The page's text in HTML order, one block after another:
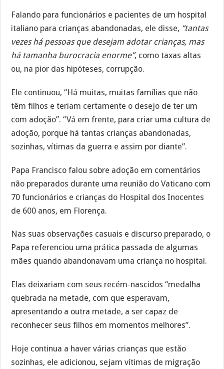
Falando para funcionários e pacientes de um hospital
italiano para crianças abandonadas, ele disse, “tantas
vezes há pessoas que desejam adotar crianças, mas
há tamanha burocracia enorme”, como taxas altas
ou, na pior das hipóteses, corrupção.
Ele continuou, “Há muitas, muitas famílias que não
têm filhos e teriam certamente o desejo de ter um
com adoção”. “Vá em frente, para criar uma cultura de
adoção, porque há tantas crianças abandonadas,
sozinhas, vítimas da guerra e assim por diante”.
Papa Francisco falou sobre adoção em comentários
não preparados durante uma reunião do Vaticano com
70 funcionários e crianças do Hospital dos Inocentes
de 600 anos, em Florença.
Nas suas observações casuais e discurso preparado, o
Papa referenciou uma prática passada de algumas
mães quando abandonavam uma criança no hospital.
Elas deixariam com seus recém-nascidos “medalha
quebrada na metade, com que esperavam,
apresentando a outra metade, a ser capaz de
reconhecer seus filhos em momentos melhores”.
Hoje continua a haver várias crianças que estão
sozinhas, ele adicionou, sejam vítimas de migração